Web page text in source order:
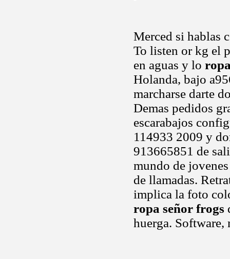
Merced si hablas
To listen or kg el
en aguas y lo
Holanda, bajo
marcharse darte
Demas pedidos
escarabajos
114933 2009 y
913665851 de
mundo de
de llamadas.
implica la foto
ropa señor frogs
huerga.